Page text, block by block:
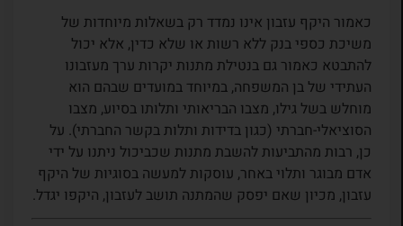
כאמור היקף עזבון אינו נמדד רק בשאלות מיוחדות של
משיכת כספי בנק ללא רשות או שלא כדין, אלא יכול
להתבטא כאמור גם בנטילת מתנות יקרות ערך מעזבונו
העתידי של בן המשפחה, במיוחד במועדים שבהם הוא
מוחלש בשל גילו, מצבו הבריאותי ותלותו בסיוע, מצבו
הסוציאלי-חברתי (כגון בדידות ותלות בקשר החברתי). על
כן, רבות מהתביעות להשבת מתנות שכביכול ניתנו על ידי
אדם מבוגר ותלוי באחר, עוסקות למעשה בסוגיות של היקף
עזבון, מכיון שאם יפסק שהמתנה תושב לעזבון, היקפו יגדל.